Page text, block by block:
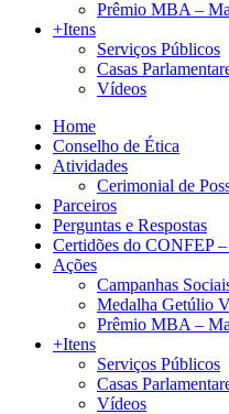
Prêmio MBA –
+Itens
Serviços Públicos
Casas
Vídeos
Home
Conselho de Ética
Atividades
Cerimonial de
Parceiros
Perguntas e Respostas
Certidões do CONFEP
Ações
Campanhas
Medalha Getúlio
Prêmio MBA –
+Itens
Serviços Públicos
Casas
Vídeos